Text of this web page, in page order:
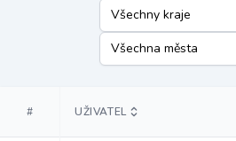
# UŽIVATEL